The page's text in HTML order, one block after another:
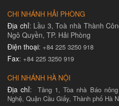
CHI NHÁNH HẢI PHÒNG
Địa chỉ: Lầu 3, Toà nhà Thành
Ngô Quyền, TP. Hải Phòng
Điện thoại: +84 225 3250 918
Fax: +84 225 3250 919
CHI NHÁNH HÀ NỘI
Địa chỉ:
Tầng 1, Tòa nhà Báo
Nghệ, Quận Cầu Giấy, Thành phố Hà